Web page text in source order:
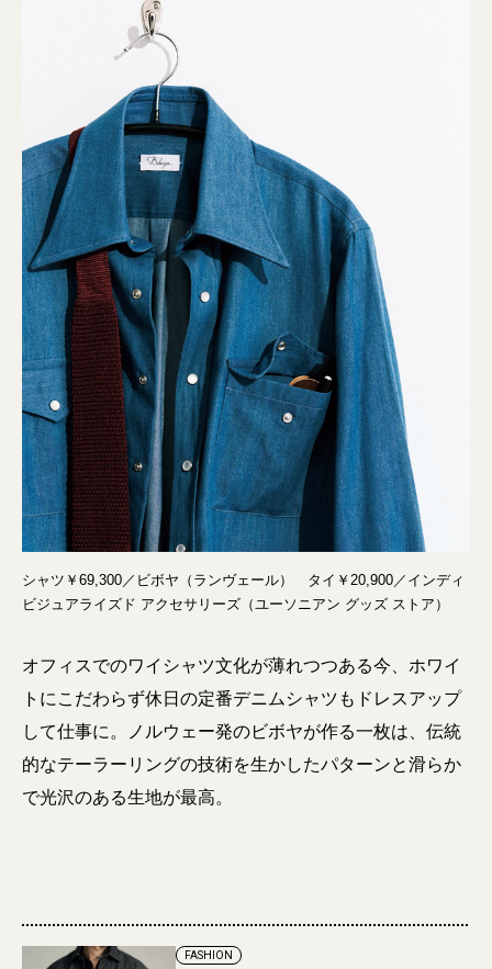
シャツ￥69,300／ビボヤ（ランヴェール） タイ￥20,900／インディ
ビジュアライズド アクセサリーズ（ユーソニアン グッズ ストア）
オフィスでのワイシャツ文化が薄れつつある今、ホワイ
トにこだわらず休日の定番デニムシャツもドレスアップ
して仕事に。ノルウェー発のビボヤが作る一枚は、伝統
的なテーラーリングの技術を生かしたパターンと滑らか
で光沢のある生地が最高。
FASHION